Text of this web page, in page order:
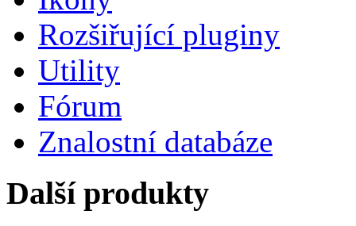
Rozšiřující pluginy
Utility
Fórum
Znalostní databáze
Další produkty